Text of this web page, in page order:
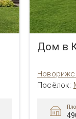
Дом в
Посёлок: